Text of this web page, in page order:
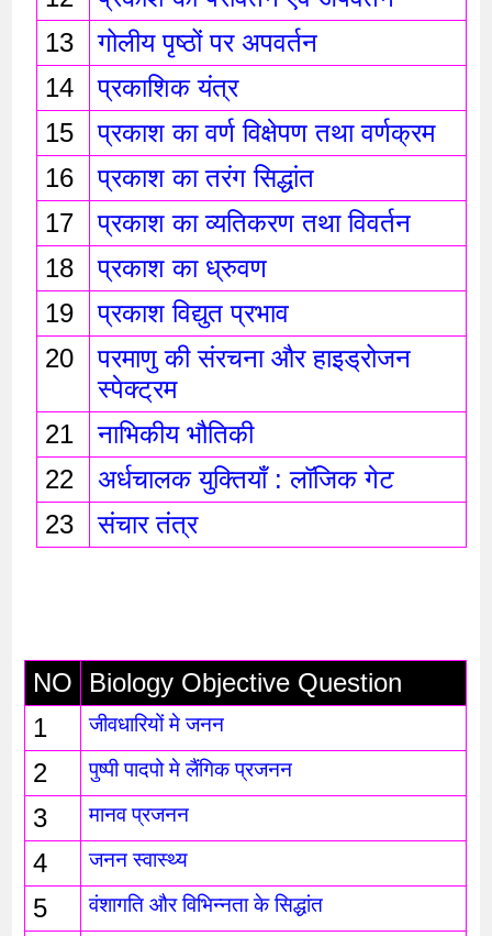
13
गोलीय पृष्ठों पर अपवर्तन
14
प्रकाशिक यंत्र
15
प्रकाश का वर्ण विक्षेपण तथा वर्णक्रम
16
प्रकाश का तरंग सिद्धांत
17
प्रकाश का व्यतिकरण तथा विवर्तन
18
प्रकाश का ध्रुवण
19
प्रकाश विद्युत प्रभाव
20
परमाणु की संरचना और हाइड्रोजन
स्पेक्ट्रम
21
नाभिकीय भौतिकी
22
अर्धचालक युक्तियाँ : लॉजिक गेट
23
संचार तंत्र
NO
Biology Objective Question
1
जीवधारियों मे जनन
2 पुष्पी पादपो मे लैंगिक प्रजनन
3 मानव प्रजनन
4 जनन स्वास्थ्य
5 वंशागति और विभिन्नता के सिद्धांत